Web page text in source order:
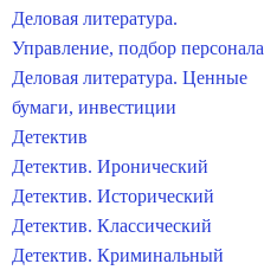
Деловая литература.
Управление, подбор персонала
Деловая литература. Ценные
бумаги, инвестиции
Детектив
Детектив. Иронический
Детектив. Исторический
Детектив. Классический
Детектив. Криминальный